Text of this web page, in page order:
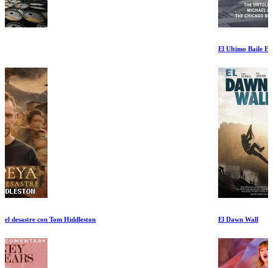
El Dawn Wall